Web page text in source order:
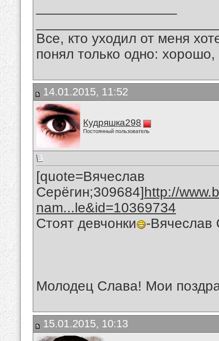
Все, кто уходил от меня
понял только одно:
14.01.2015, 11:52
Кудряшка298
Постоянный пользователь
[quote=Вячеслав
Серёгин;309684]http://
nam...le&id=10369734
Стоят девчонки
-Вячеслав
Молодец Слава! Мои
15.01.2015, 10:13